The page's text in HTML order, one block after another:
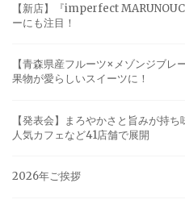
【新店】『imperfect
ーにも注目！
【青森県産フルーツ×メゾンジブ
果物が愛らしいスイーツに！
【発表会】まろやかさと旨みが持
人気カフェなど41店舗で展開
2026年ご挨拶